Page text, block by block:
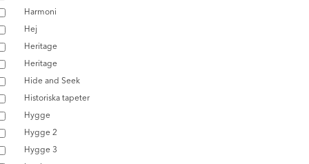
Harmoni
Hej
Heritage
Heritage
Hide and Seek
Historiska tapeter
Hygge
Hygge 2
Hygge 3